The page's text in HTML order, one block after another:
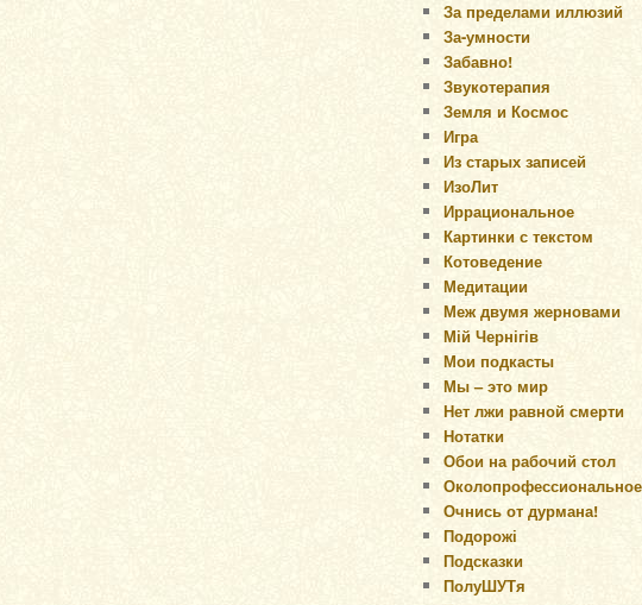
За пределами иллюзий
За-умности
Забавно!
Звукотерапия
Земля и Космос
Игра
Из старых записей
ИзоЛит
Иррациональное
Картинки с текстом
Котоведение
Медитации
Меж двумя жерновами
Мій Чернігів
Мои подкасты
Мы – это мир
Нет лжи равной смерти
Нотатки
Обои на рабочий стол
Околопрофессиональное
Очнись от дурмана!
Подорожі
Подсказки
ПолуШУТя